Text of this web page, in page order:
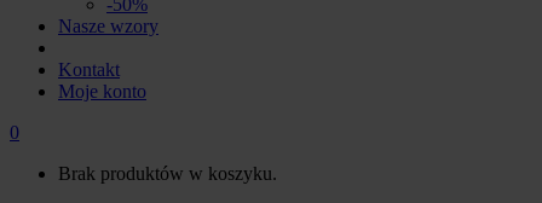
-50%
Nasze wzory
Kontakt
Moje konto
0
Brak produktów w koszyku.